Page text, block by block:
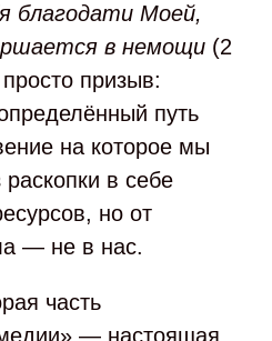
благодати Моей,
в немощи (2
призыв:
путь
на которое мы
в себе
но от
— не в нас.
часть
— настоящая